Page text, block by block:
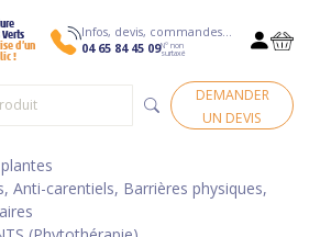
Verts
d’un
!
Infos, devis, commandes…
04 65 84 45 09N° non
surtaxé
DEMANDER
UN DEVIS
Anti-carentiels, Barrières physiques,